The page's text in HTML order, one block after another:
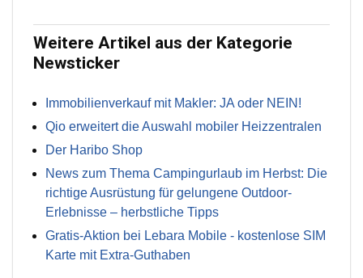
Weitere Artikel aus der Kategorie
Newsticker
Immobilienverkauf mit Makler: JA oder NEIN!
Qio erweitert die Auswahl mobiler Heizzentralen
Der Haribo Shop
News zum Thema Campingurlaub im Herbst: Die
richtige Ausrüstung für gelungene Outdoor-
Erlebnisse – herbstliche Tipps
Gratis-Aktion bei Lebara Mobile - kostenlose SIM
Karte mit Extra-Guthaben